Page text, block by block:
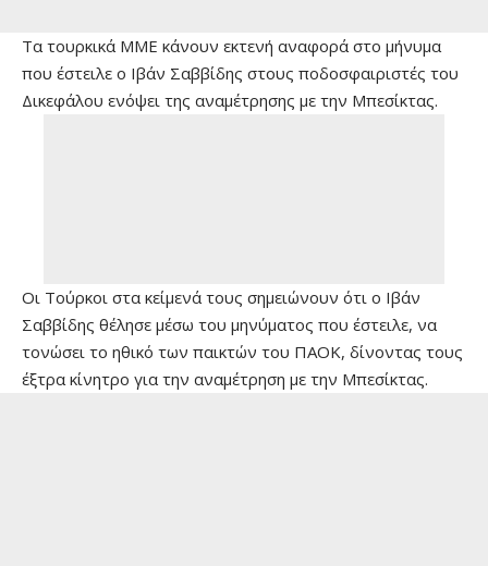
Τα τουρκικά ΜΜΕ κάνουν εκτενή αναφορά στο μήνυμα
που έστειλε ο Ιβάν Σαββίδης στους ποδοσφαιριστές του
Δικεφάλου ενόψει της αναμέτρησης με την Μπεσίκτας.
Οι Τούρκοι στα κείμενά τους σημειώνουν ότι ο Ιβάν
Σαββίδης θέλησε μέσω του μηνύματος που έστειλε, να
τονώσει το ηθικό των παικτών του ΠΑΟΚ, δίνοντας τους
έξτρα κίνητρο για την αναμέτρηση με την Μπεσίκτας.